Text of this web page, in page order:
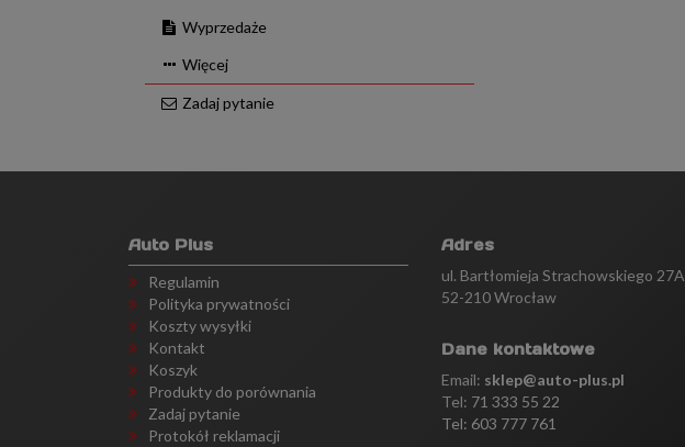
Wyprzedaże
Więcej
Zadaj pytanie
Auto Plus
Regulamin
Polityka prywatności
Koszty wysyłki
Kontakt
Koszyk
Produkty do porównania
Zadaj pytanie
Protokół reklamacji
Adres
ul. Bartłomieja Strachowskiego 27A
52-210 Wrocław
Dane kontaktowe
Email: sklep@auto-plus.pl
Tel: 71 333 55 22
Tel: 603 777 761